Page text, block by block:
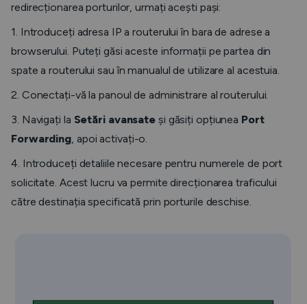
redirecționarea porturilor, urmați acești pași:
1. Introduceți adresa IP a routerului în bara de adrese a
browserului. Puteți găsi aceste informații pe partea din
spate a routerului sau în manualul de utilizare al acestuia.
2. Conectați-vă la panoul de administrare al routerului.
3. Navigați la Setări avansate și găsiți opțiunea Port
Forwarding, apoi activați-o.
4. Introduceți detaliile necesare pentru numerele de port
solicitate. Acest lucru va permite direcționarea traficului
către destinația specificată prin porturile deschise.